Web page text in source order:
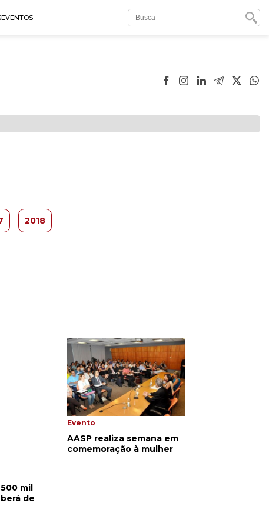
EVENTOS
2018
mil
de
Evento
AASP realiza semana em
comemoração à mulher